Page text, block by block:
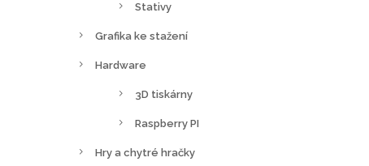
Stativy
Grafika ke stažení
Hardware
3D tiskárny
Raspberry PI
Hry a chytré hračky